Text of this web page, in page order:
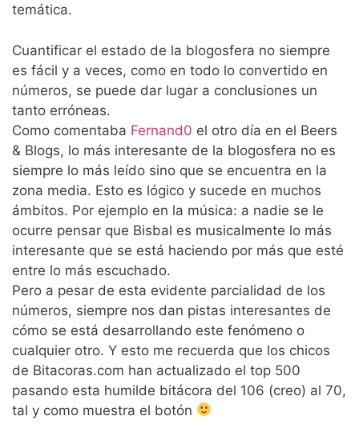
temática.
Cuantificar el estado de la blogosfera no siempre
es fácil y a veces, como en todo lo convertido en
números, se puede dar lugar a conclusiones un
tanto erróneas.
Como comentaba Fernand0 el otro día en el Beers
& Blogs, lo más interesante de la blogosfera no es
siempre lo más leído sino que se encuentra en la
zona media. Esto es lógico y sucede en muchos
ámbitos. Por ejemplo en la música: a nadie se le
ocurre pensar que Bisbal es musicalmente lo más
interesante que se está haciendo por más que esté
entre lo más escuchado.
Pero a pesar de esta evidente parcialidad de los
números, siempre nos dan pistas interesantes de
cómo se está desarrollando este fenómeno o
cualquier otro. Y esto me recuerda que los chicos
de Bitacoras.com han actualizado el top 500
pasando esta humilde bitácora del 106 (creo) al 70,
tal y como muestra el botón